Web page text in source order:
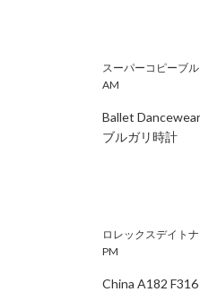
スーパーコピーブル
AM
Ballet Dancewear
ブルガリ時計
ロレックスデイト
PM
China A182 F316